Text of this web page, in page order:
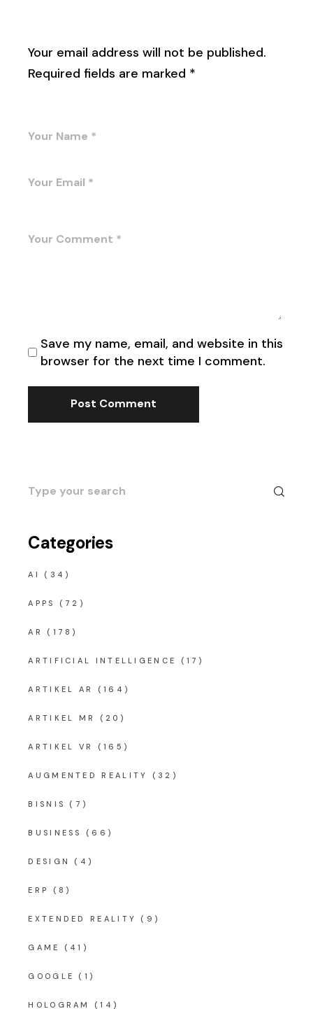
Your email address will not be published.
Required fields are marked *
Save my name, email, and website in this
browser for the next time I comment.
Post Comment
Search
for:
Categories
AI (34)
APPS (72)
AR (178)
ARTIFICIAL INTELLIGENCE (17)
ARTIKEL AR (164)
ARTIKEL MR (20)
ARTIKEL VR (165)
AUGMENTED REALITY (32)
BISNIS (7)
BUSINESS (66)
DESIGN (4)
ERP (8)
EXTENDED REALITY (9)
GAME (41)
GOOGLE (1)
HOLOGRAM (14)